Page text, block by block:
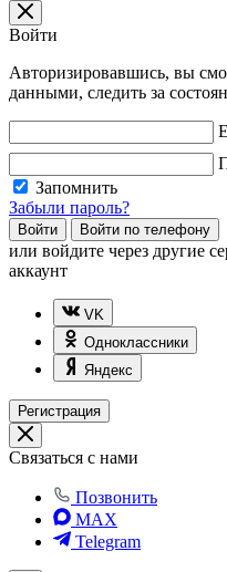
Войти
Авторизировавшись, вы
данными, следить за
Запомнить
Забыли пароль?
Войти Войти по телефону
или войдите через другие
аккаунт
VK
Одноклассники
Яндекс
Регистрация
Связаться с нами
Позвонить
MAX
Telegram